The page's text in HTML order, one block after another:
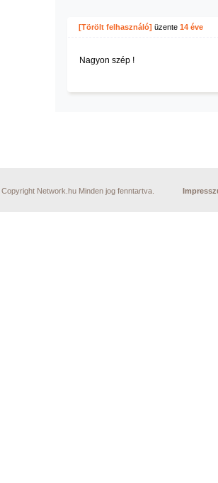
[Törölt felhasználó] üzente 14 éve
Nagyon szép !
Network.hu Minden jog fenntartva.